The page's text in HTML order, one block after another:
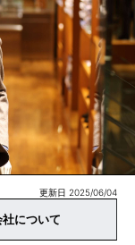
更新日 2025/06/04
社について